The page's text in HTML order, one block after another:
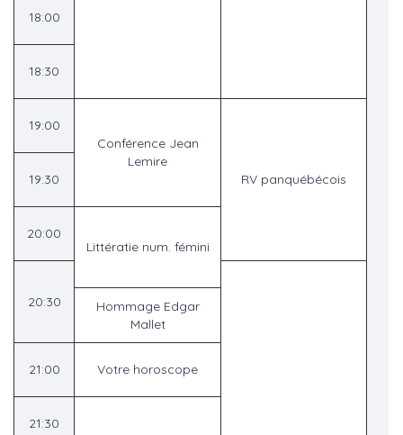
18:00
18:30
19:00
Conférence Jean
Lemire
RV panquébécois
19:30
20:00
Littératie num. fémini
20:30
Hommage Edgar
Mallet
21:00 Votre horoscope
21:30